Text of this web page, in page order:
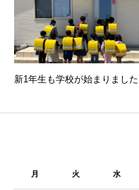
新1年生も学校が始まりました
月 火 水